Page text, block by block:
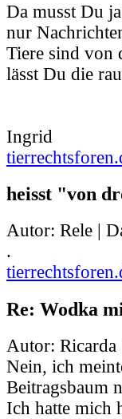
Da musst Du
nur
Tiere sind von
lässt Du die
Ingrid
heisst "von
Autor: Rele |
.
Re: Wodka
Autor: Ricarda
Nein, ich
Beitragsbaum
Ich hatte mich